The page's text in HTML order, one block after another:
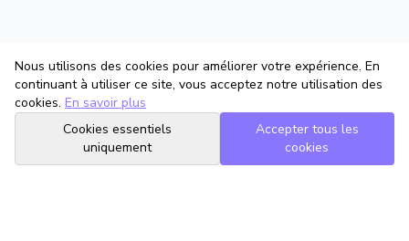
Nous utilisons des cookies pour améliorer votre expérience. En
continuant à utiliser ce site, vous acceptez notre utilisation des
cookies. En savoir plus
Cookies essentiels
uniquement
Accepter tous les
cookies